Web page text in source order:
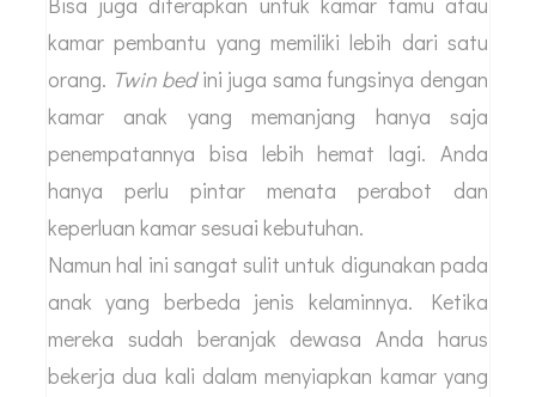
kamar pembantu yang memiliki lebih dari satu
orang. Twin bedini juga sama fungsinya dengan
kamar anak yang memanjang hanya saja
penempatannya bisa lebih hemat lagi. Anda
hanya perlu pintar menata perabot dan
keperluan kamar sesuai kebutuhan.
Namun hal ini sangat sulit untuk digunakan pada
anak yang berbeda jenis kelaminnya. Ketika
mereka sudah beranjak dewasa Anda harus
bekerja dua kali dalam menyiapkan kamar yang